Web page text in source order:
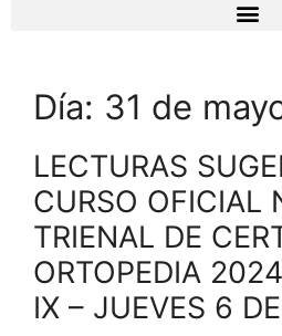
Día: 31 de
LECTURAS
CURSO OFICIAL
TRIENAL DE
ORTOPEDIA
IX – JUEVES 6